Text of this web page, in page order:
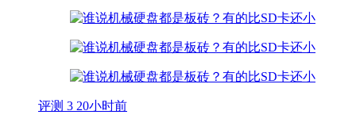
评测 3 20小时前